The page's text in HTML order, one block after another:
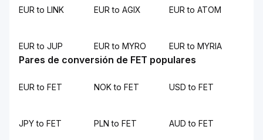
EUR to LINK EUR to AGIX EUR to ATOM
EUR to JUP EUR to MYRO EUR to MYRIA
Pares de conversión de FET populares
EUR to FET NOK to FET USD to FET
JPY to FET PLN to FET AUD to FET